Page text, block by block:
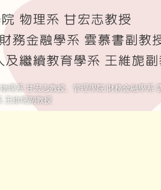
理系 甘宏志教授、管理學院 財務金融學系
王維坭副教授